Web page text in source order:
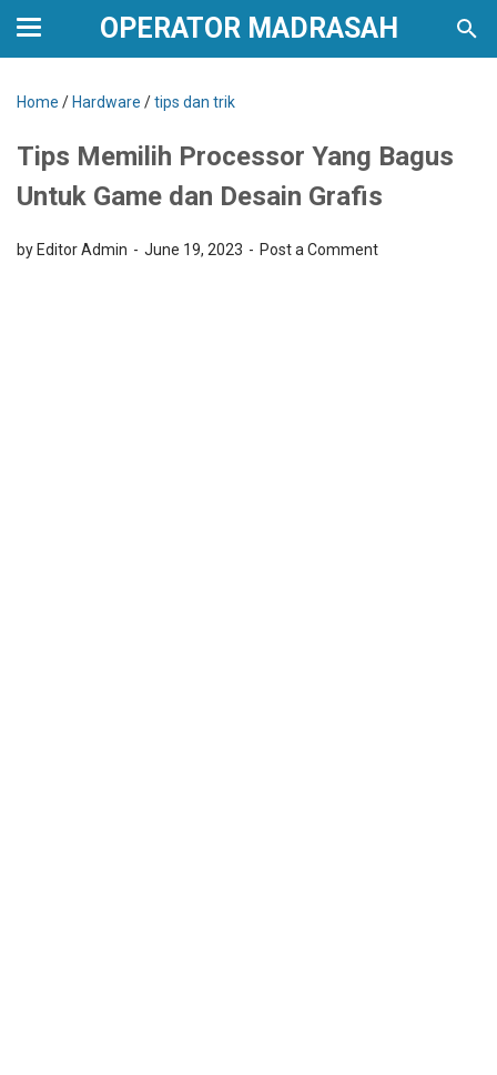
OPERATOR MADRASAH
Home / Hardware /tips dan trik
Tips Memilih Processor Yang Bagus
Untuk Game dan Desain Grafis
by Editor Admin June 19, 2023 Post a Comment